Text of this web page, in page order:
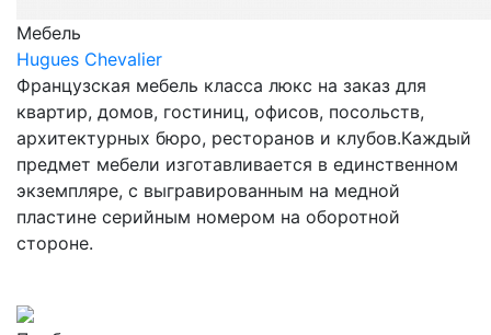
Мебель
Hugues Chevalier
Французская мебель класса люкс на заказ для
квартир, домов, гостиниц, офисов, посольств,
архитектурных бюро, ресторанов и клубов.Каждый
предмет мебели изготавливается в единственном
экземпляре, с выгравированным на медной
пластине серийным номером на оборотной
стороне.